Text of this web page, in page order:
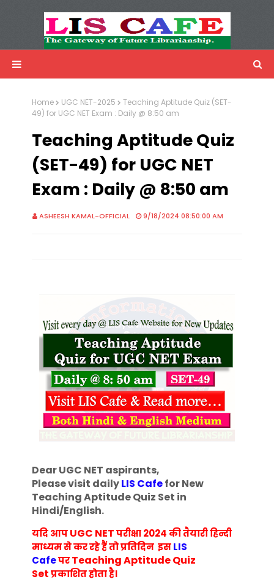
Advertisemnet
Home UGC NET-2025
Teaching Aptitude Quiz (SET-
49) for UGC NET Exam : Daily @ 8:50 am
Teaching Aptitude Quiz
(SET-49) for UGC NET
Exam : Daily @ 8:50 am
ASHEESH KAMAL-OFFICIAL 9/18/2024 08:50:00 AM
Dear UGC NET aspirants,
Please visit dailyLIS Cafefor New
Teaching Aptitude Quiz Set in
Hindi/English.
यदि आपUGC NETपरीक्षा 2024 की तैयारी हिन्दी
माध्यम से कर रहे हैं तो प्रतिदिन इसLIS
CafeपरTeaching Aptitude Quiz
Setप्रकाशित होता है।